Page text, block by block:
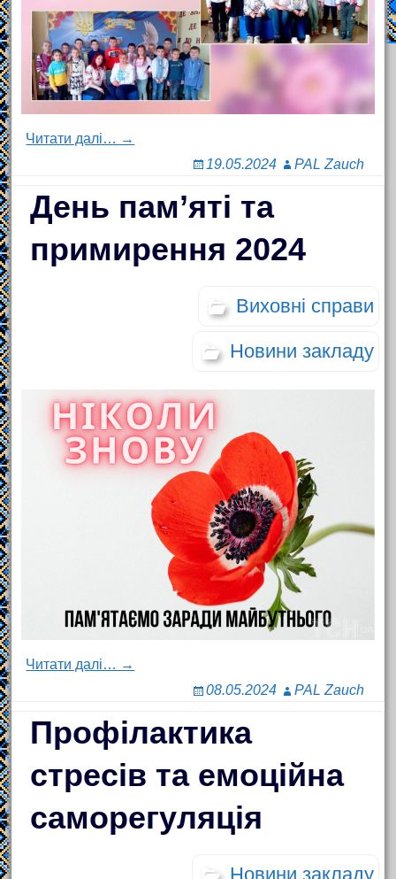
Читати далі… →
19.05.2024
PAL Zauch
День пам’яті та
примирення 2024
Виховні справи
Новини закладу
Читати далі… →
08.05.2024
PAL Zauch
Профілактика
стресів та емоційна
саморегуляція
Новини закладу